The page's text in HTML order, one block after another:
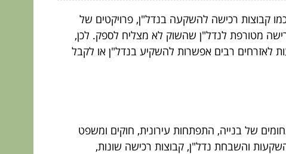
קבוצות רכישה להשקעה בנדל"ן, פרויקטים של
מטורפת לנדל"ן שהשוק לא מצליח לספק. לכן,
לאזרחים רבים אפשרות להשקיע בנדל"ן או לקבל
של בנייה, התפתחות עירונית, חוקים ומשפט
והשבחת נדל"ן, קבוצות רכישה שונות,